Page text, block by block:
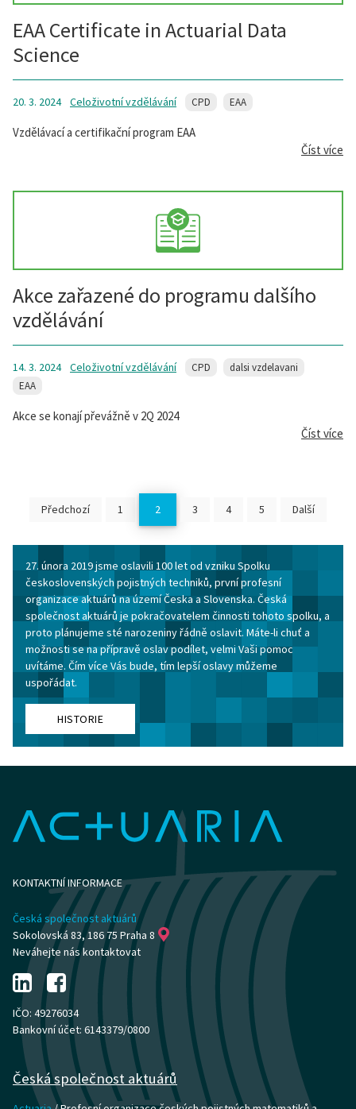
EAA Certificate in Actuarial Data
Science
20. 3. 2024 Celoživotní vzdělávání CPD EAA
Vzdělávací a certifikační program EAA
Číst více
Akce zařazené do programu dalšího
vzdělávání
14. 3. 2024 Celoživotní vzdělávání CPD
dalsi vzdelavani
EAA
Akce se konají převážně v 2Q 2024
Číst více
Předchozí 1 2 3 4 5 Další
27. února 2019 jsme oslavili 100 let od vzniku Spolku
československých pojistných techniků, první profesní
organizace aktuárů na území Česka a Slovenska. Česká
společnost aktuárů je pokračovatelem činnosti tohoto spolku, a
proto plánujeme sté narozeniny řádně oslavit. Máte-li chuť a
možnosti se na přípravě oslav podílet, velmi Vaši pomoc
uvítáme. Čím více Vás bude, tím lepší oslavy můžeme
uspořádat.
HISTORIE
KONTAKTNÍ INFORMACE
Česká společnost aktuárů
Sokolovská 83, 186 75 Praha 8
Neváhejte nás kontaktovat
IČO: 49276034
Bankovní účet: 6143379/0800
Česká společnost aktuárů